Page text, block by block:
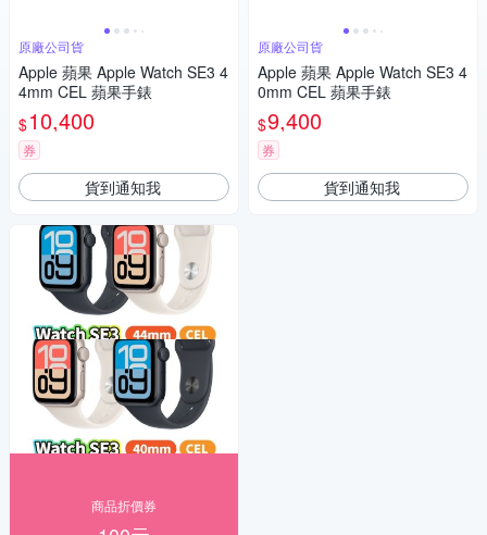
原廠公司貨
Apple 蘋果 Apple Watch SE3 4
4mm CEL 蘋果手錶
$10,400
券
貨到通知我
商品折價券
原廠公司貨
Apple 蘋果 Apple Watch SE3 4
0mm CEL 蘋果手錶
$9,400
券
貨到通知我